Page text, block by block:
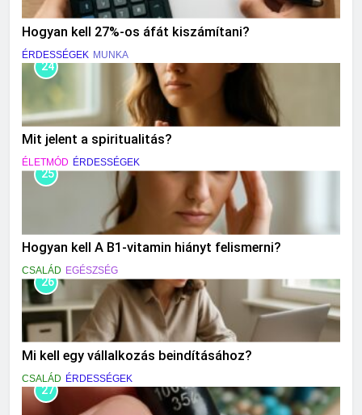
Hogyan kell 27%-os áfát kiszámítani?
ÉRDESSÉGEK MUNKA
24
Mit jelent a spiritualitás?
ÉLETMÓD ÉRDESSÉGEK
25
Hogyan kell A B1-vitamin hiányt felismerni?
CSALÁD EGÉSZSÉG
26
Mi kell egy vállalkozás beindításához?
CSALÁD ÉRDESSÉGEK
27